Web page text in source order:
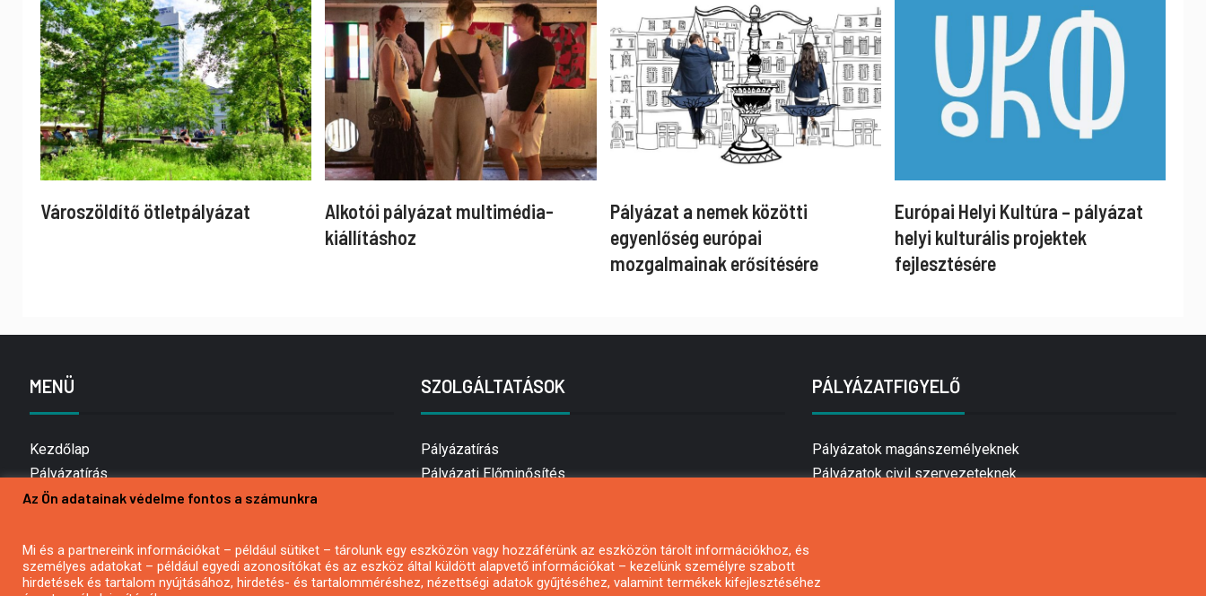
Városzöldítő ötletpályázat
Alkotói pályázat multimédia-
kiállításhoz
Pályázat a nemek közötti
egyenlőség európai
mozgalmainak erősítésére
Európai Helyi Kultúra – pályázat
helyi kulturális projektek
fejlesztésére
MENÜ
Kezdőlap
Pályázatírás
Bemutatkozás
Hírlevél feliratkozás
Impresszum
SZOLGÁLTATÁSOK
Pályázatírás
Pályázati Előminősítés
Mezőgazdasági pályázatírás
Pályázatírás magánszemélyeknek
PÁLYÁZATFIGYELŐ
Pályázatok magánszemélyeknek
Pályázatok civil szervezeteknek
Az Ön adatainak védelme fontos a számunkra
Mi és a partnereink információkat – például sütiket – tárolunk egy eszközön vagy hozzáférünk az eszközön tárolt információkhoz, és
személyes adatokat – például egyedi azonosítókat és az eszköz által küldött alapvető információkat – kezelünk személyre szabott
hirdetések és tartalom nyújtásához, hirdetés- és tartalomméréshez, nézettségi adatok gyűjtéséhez, valamint termékek kifejlesztéséhez